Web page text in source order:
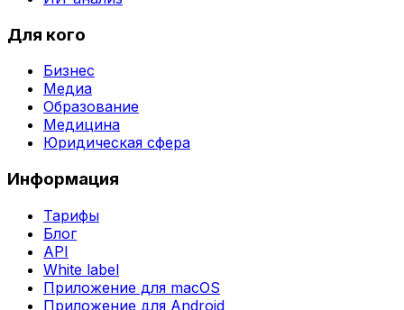
Для кого
Бизнес
Медиа
Образование
Медицина
Юридическая сфера
Информация
Тарифы
Блог
API
White label
Приложение для macOS
Приложение для Android